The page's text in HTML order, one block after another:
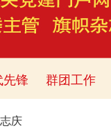
锋 群团工作
庆